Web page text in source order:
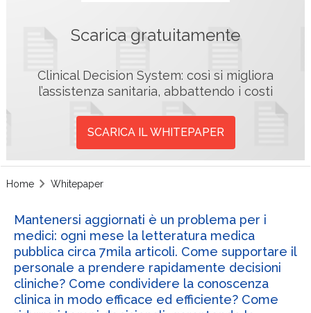
Scarica gratuitamente
Clinical Decision System: così si migliora
l’assistenza sanitaria, abbattendo i costi
SCARICA IL WHITEPAPER
Home Whitepaper
Mantenersi aggiornati è un problema per i
medici: ogni mese la letteratura medica
pubblica circa 7mila articoli. Come supportare il
personale a prendere rapidamente decisioni
cliniche? Come condividere la conoscenza
clinica in modo efficace ed efficiente? Come